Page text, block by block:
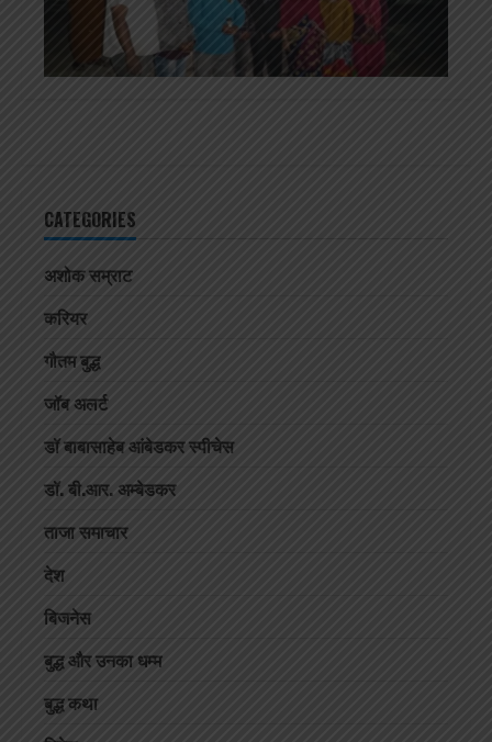
CATEGORIES
अशोक सम्राट
करियर
गौतम बुद्ध
जॉब अलर्ट
डॉ बाबासाहेब आंबेडकर स्पीचेस
डॉ. बी.आर. अम्बेडकर
ताजा समाचार
देश
बिजनेस
बुद्ध और उनका धम्म
बुद्ध कथा